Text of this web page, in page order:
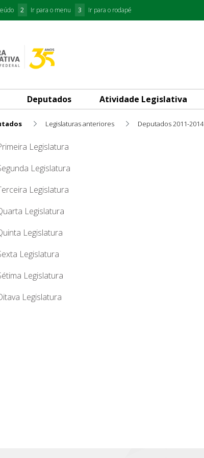
2 Ir para o menu 3 Ir para o rodapé
Deputados Atividade Legislativa
Legislaturas anteriores Deputados 2011-2014
Legislatura
Legislatura
Legislatura
Legislatura
Legislatura
Legislatura
Legislatura
Legislatura